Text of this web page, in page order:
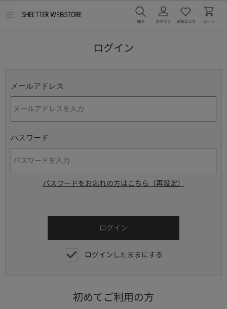
ログイン
メールアドレス
パスワード
パスワードをお忘れの方はこちら（再設定）
ログインしたままにする
初めてご利用の方